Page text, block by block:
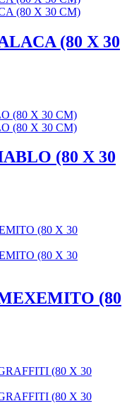
(80 X 30
(80 X 30
(80